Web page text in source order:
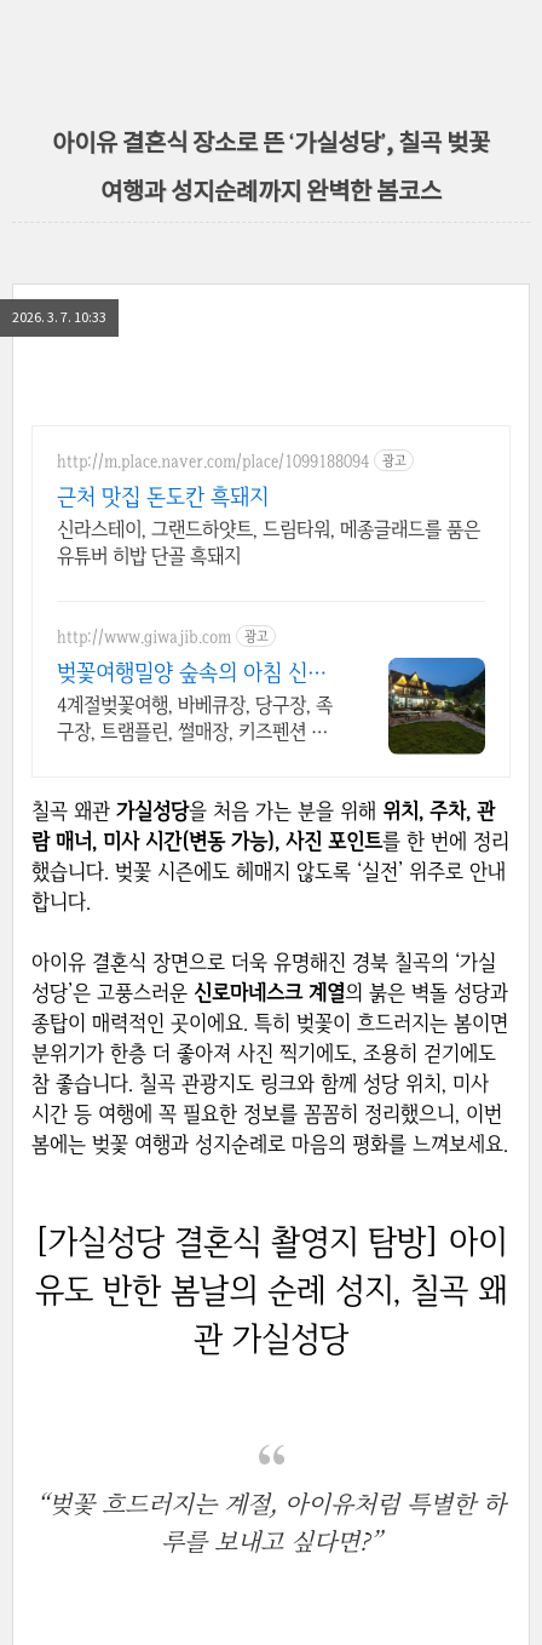
아이유 결혼식 장소로 뜬 ‘가실성당’, 칠곡 벚꽃
여행과 성지순례까지 완벽한 봄코스
2026. 3. 7. 10:33
http://m.place.naver.com/place/1099188094 광고
근처 맛집 돈도칸 흑돼지
신라스테이, 그랜드하얏트, 드림타워, 메종글래드를 품은
유튜버 히밥 단골 흑돼지
http://www.giwajib.com 광고
벚꽃여행밀양 숲속의 아침 신나
는 액티비티 단체가능
4계절벚꽃여행, 바베큐장, 당구장, 족
구장, 트램플린, 썰매장, 키즈펜션 매
칠곡 왜관 가실성당을 처음 가는 분을 위해 위치, 주차, 관
람 매너, 미사 시간(변동 가능), 사진 포인트를 한 번에 정리
했습니다. 벚꽃 시즌에도 헤매지 않도록 ‘실전’ 위주로 안내
합니다.
아이유 결혼식 장면으로 더욱 유명해진 경북 칠곡의 ‘가실
성당’은 고풍스러운 신로마네스크 계열의 붉은 벽돌 성당과
종탑이 매력적인 곳이에요. 특히 벚꽃이 흐드러지는 봄이면
분위기가 한층 더 좋아져 사진 찍기에도, 조용히 걷기에도
참 좋습니다. 칠곡 관광지도 링크와 함께 성당 위치, 미사
시간 등 여행에 꼭 필요한 정보를 꼼꼼히 정리했으니, 이번
봄에는 벚꽃 여행과 성지순례로 마음의 평화를 느껴보세요.
[가실성당 결혼식 촬영지 탐방] 아이
유도 반한 봄날의 순례 성지, 칠곡 왜
관 가실성당
“벚꽃 흐드러지는 계절, 아이유처럼 특별한 하
루를 보내고 싶다면?”